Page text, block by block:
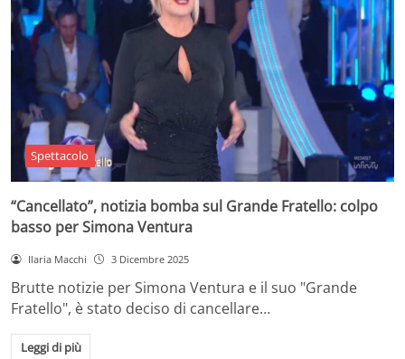
Spettacolo
“Cancellato”, notizia bomba sul Grande Fratello: colpo
basso per Simona Ventura
Ilaria Macchi 3 Dicembre 2025
Brutte notizie per Simona Ventura e il suo "Grande
Fratello", è stato deciso di cancellare…
Leggi di più